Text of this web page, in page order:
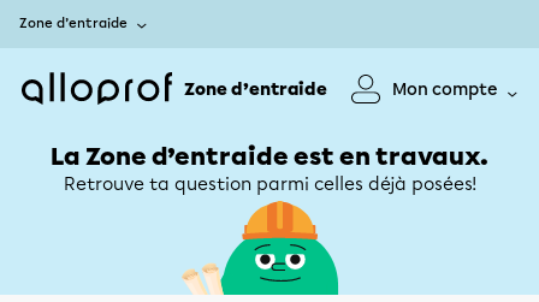
Zone d’entraide
Zone d’entraide Mon compte
La Zone d’entraide est en travaux.
Retrouve ta question parmi celles déjà posées!